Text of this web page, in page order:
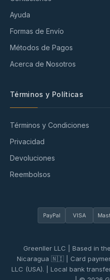
Ayuda
Formas de Envío
Métodos de Pagos
Acerca de Nosotros
Términos y Políticas
Términos y Condiciones
Privacidad
Devoluciones
Reembolsos
PayPal VISA
Greenller LLC | Based in
Nicaragua 🇳🇮 | Card
LLC (USA). | Local bank